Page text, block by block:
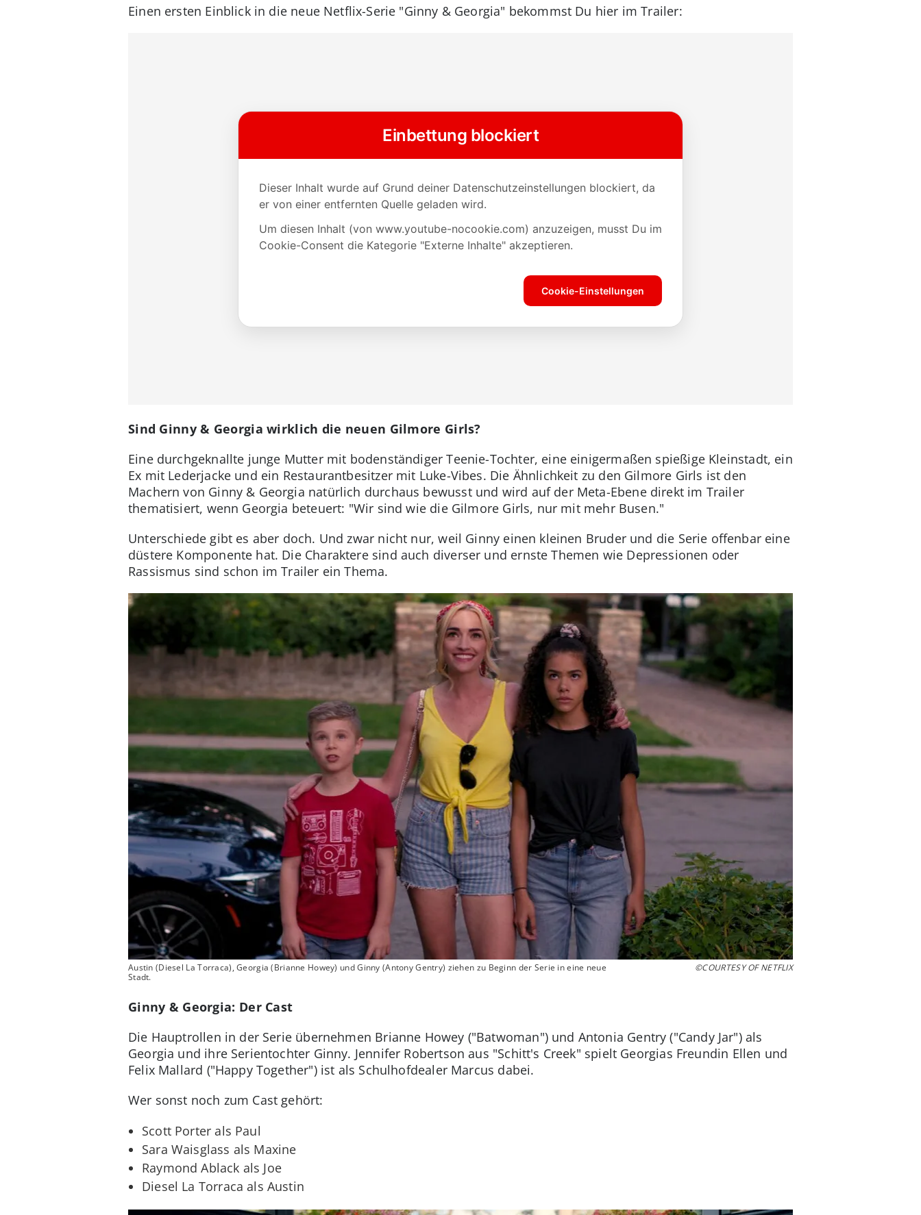
Einen ersten Einblick in die neue Netflix-Serie "Ginny & Georgia" bekommst Du hier im Trailer:
Sind Ginny & Georgia wirklich die neuen Gilmore Girls?
Eine durchgeknallte junge Mutter mit bodenständiger Teenie-Tochter, eine einigermaßen spießige Kleinstadt, ein
Ex mit Lederjacke und ein Restaurantbesitzer mit Luke-Vibes. Die Ähnlichkeit zu den Gilmore Girls ist den
Machern von Ginny & Georgia natürlich durchaus bewusst und wird auf der Meta-Ebene direkt im Trailer
thematisiert, wenn Georgia beteuert: "Wir sind wie die Gilmore Girls, nur mit mehr Busen."
Unterschiede gibt es aber doch. Und zwar nicht nur, weil Ginny einen kleinen Bruder und die Serie offenbar eine
düstere Komponente hat. Die Charaktere sind auch diverser und ernste Themen wie Depressionen oder
Rassismus sind schon im Trailer ein Thema.
Austin (Diesel La Torraca), Georgia (Brianne Howey) und Ginny (Antony Gentry) ziehen zu Beginn der Serie in eine neue
Stadt.
©COURTESY OF NETFLIX
Ginny & Georgia: Der Cast
Die Hauptrollen in der Serie übernehmen Brianne Howey ("Batwoman") und Antonia Gentry ("Candy Jar") als
Georgia und ihre Serientochter Ginny. Jennifer Robertson aus "Schitt's Creek" spielt Georgias Freundin Ellen und
Felix Mallard ("Happy Together") ist als Schulhofdealer Marcus dabei.
Wer sonst noch zum Cast gehört:
Scott Porter als Paul
Sara Waisglass als Maxine
Raymond Ablack als Joe
Diesel La Torraca als Austin